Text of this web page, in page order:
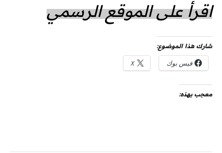
اقرأ على الموقع الرسمي
شارك هذا الموضوع:
فيس بوك X
معجب بهذه: